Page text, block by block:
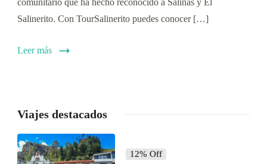
comunitario que ha hecho reconocido a Salinas y El
Salinerito. Con TourSalinerito puedes conocer […]
Leer más
Viajes destacados
12% Off